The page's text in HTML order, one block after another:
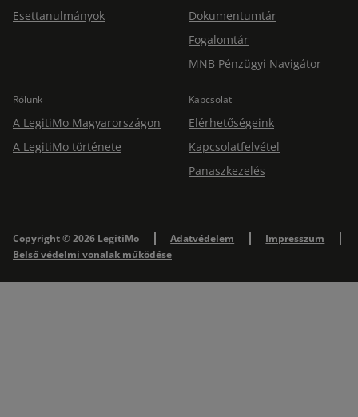
Esettanulmányok
Dokumentumtár
Fogalomtár
MNB Pénzügyi Navigátor
Rólunk
A LegitiMo Magyarországon
A LegitiMo története
Kapcsolat
Elérhetőségeink
Kapcsolatfelvétel
Panaszkezelés
Copyright © 2026 LegitiMo Adatvédelem
Impresszum
Belső védelmi vonalak működése